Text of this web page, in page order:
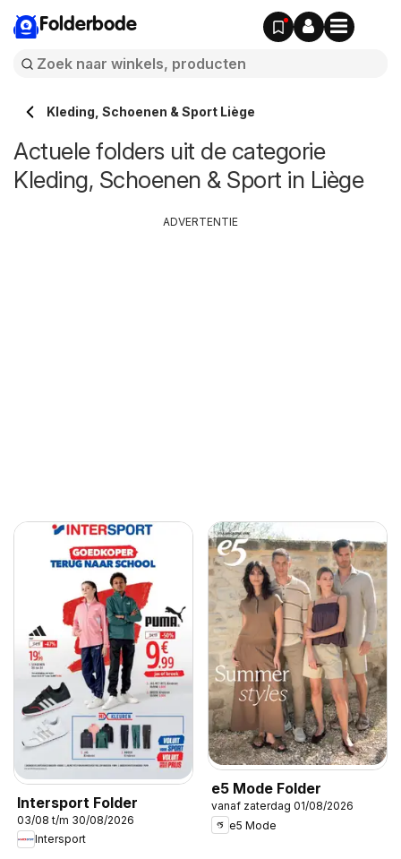
Folderbode
Kleding, Schoenen & Sport Liège
Actuele folders uit de categorie
Kleding, Schoenen & Sport in Liège
Intersport Folder
03/08 t/m 30/08/2026
Intersport
e5 Mode Folder
vanaf zaterdag 01/08/2026
e5 Mode
ADVERTENTIE